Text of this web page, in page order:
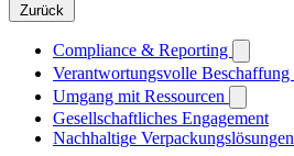
Zurück
Compliance & Reporting
Verantwortungsvolle Beschaffung
Umgang mit Ressourcen
Gesellschaftliches Engagement
Nachhaltige Verpackungslösungen